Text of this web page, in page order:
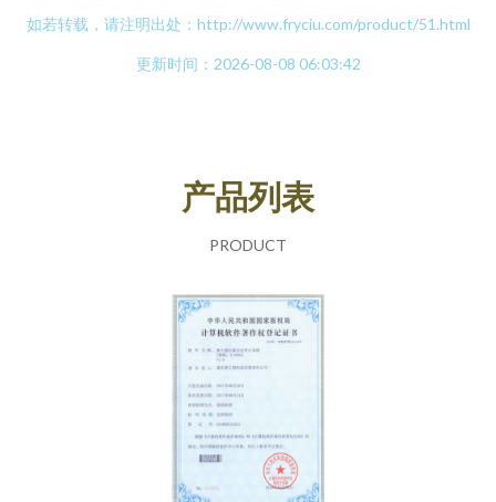
如若转载，请注明出处：http://www.fryciu.com/product/51.html
更新时间：2026-08-08 06:03:42
产品列表
PRODUCT